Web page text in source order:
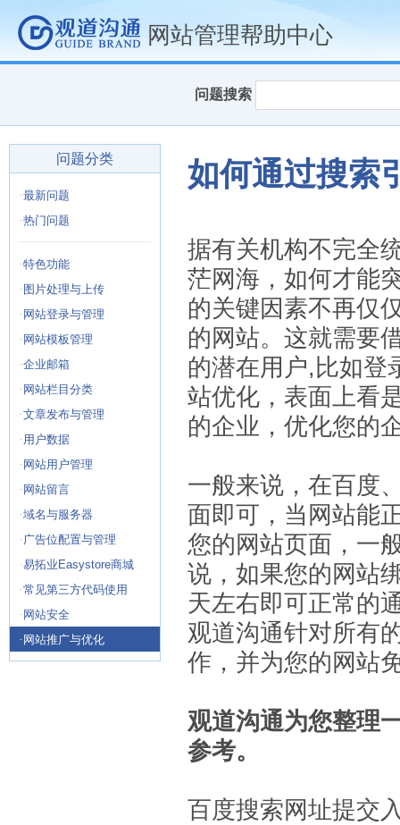
网站管理帮助中心
问题搜索
问题分类
·最新问题
·热门问题
·特色功能
· 图片处理与上传
· 网站登录与管理
· 网站模板管理
·企业邮箱
· 网站栏目分类
·文章发布与管理
· 用户数据
· 网站用户管理
· 网站留言
·域名与服务器
· 广告位配置与管理
·易拓业Easystore商城
·常见第三方代码使用
· 网站安全
· 网站推广与优化
如何通过搜索
据有关机构不完全
茫网海，如何才能
的关键因素不再仅
的网站。这就需要
的潜在用户,比如登
站优化，表面上看
的企业，优化您的
一般来说，在百度
面即可，当网站能
您的网站页面，一
说，如果您的网站
天左右即可正常的
观道沟通针对所有
作，并为您的网站
观道沟通为您整理
参考。
百度搜索网址提交